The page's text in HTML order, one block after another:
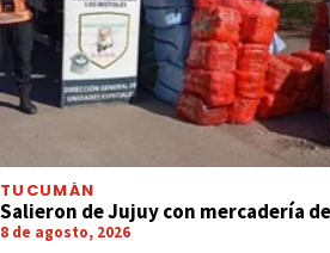
TUCUMÁN
Salieron de Jujuy con mercadería
8 de agosto, 2026